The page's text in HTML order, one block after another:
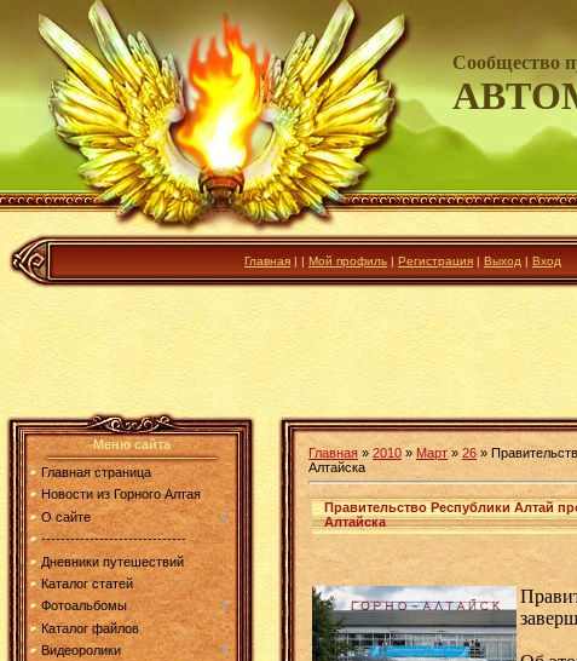
Сообщество
Главная | | Мой профиль | Регистрация | Выход | Вход
Меню сайта
Главная страница
Новости из Горного Алтая
О сайте
------------------------------
Дневники путешествий
Каталог статей
Фотоальбомы
Каталог файлов
Видеоролики
Главная » 2010 » Март » 26 »
Алтайска
Правительство Республики Алтай
Алтайска